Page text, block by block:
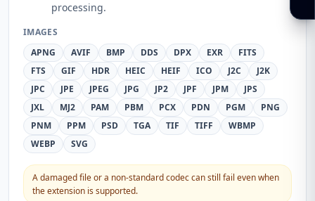
processing.
IMAGES
APNG
AVIF BMP DDS DPX EXR
FITS
FTS
GIF HDR HEIC HEIF ICO J2C
J2K
JPC
JPE JPEG JPG JP2 JPF JPM
JPS
JXL
MJ2 PAM PBM PCX PDN PGM
PNG
PNM
PPM PSD TGA TIF TIFF
WBMP
WEBP
SVG
A damaged file or a non-standard codec can still fail even when
the extension is supported.